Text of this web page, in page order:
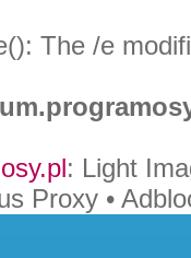
The /e
: Light
Proxy •